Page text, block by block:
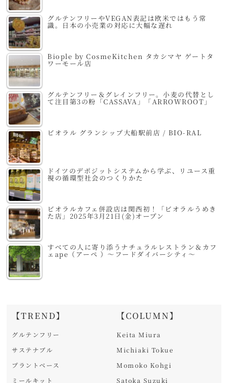
グルテンフリーやVEGAN表記は欧米ではもう常
識。日本の小売業の対応に大幅な遅れ
Biople by CosmeKitchen タカシマヤ ゲートタ
ワーモール店
グルテンフリー＆グレインフリー。小麦の代替とし
て注目第3の粉「CASSAVA」「ARROWROOT」
ビオラル グランシップ大船駅前店 / BIO-RAL
ドイツのデポジットシステムから学ぶ、リユース重
視の循環型社会のつくりかた
ビオラルカフェ併設店は関西初！「ビオラルうめき
た店」2025年3月21日(金)オープン
すべての人に寄り添うナチュラルレストラン＆カフ
ェape（アーペ ）～フードダイバーシティ～
【TREND】
グルテンフリー
サステナブル
プラントベース
ミールキット
【COLUMN】
Keita Miura
Michiaki Tokue
Momoko Kohgi
Satoka Suzuki